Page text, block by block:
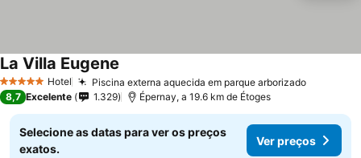
5 Estrelas Hotel Piscina externa aquecida em parque arborizado
La Villa Eugene
8,7 Excelente 1.329 Épernay, a 19.6 km de Étoges
Selecione as datas para ver os preços
exatos.
Ver preços